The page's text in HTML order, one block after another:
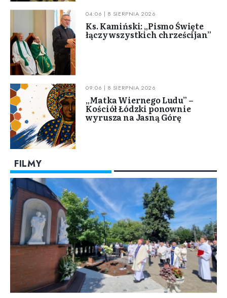
04:06 | 8 SIERPNIA 2026
Ks. Kamiński: „Pismo Święte
łączy wszystkich chrześcijan”
09:06 | 8 SIERPNIA 2026
„Matka Wiernego Ludu” –
Kościół Łódzki ponownie
wyrusza na Jasną Górę
FILMY